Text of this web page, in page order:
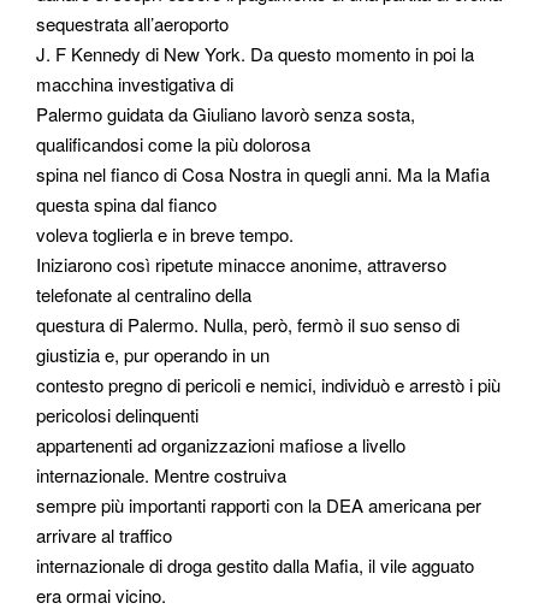
sequestrata all’aeroporto
J. F Kennedy di New York. Da questo momento in poi la
macchina investigativa di
Palermo guidata da Giuliano lavorò senza sosta,
qualificandosi come la più dolorosa
spina nel fianco di Cosa Nostra in quegli anni. Ma la Mafia
questa spina dal fianco
voleva toglierla e in breve tempo.
Iniziarono così ripetute minacce anonime, attraverso
telefonate al centralino della
questura di Palermo. Nulla, però, fermò il suo senso di
giustizia e, pur operando in un
contesto pregno di pericoli e nemici, individuò e arrestò i più
pericolosi delinquenti
appartenenti ad organizzazioni mafiose a livello
internazionale. Mentre costruiva
sempre più importanti rapporti con la DEA americana per
arrivare al traffico
internazionale di droga gestito dalla Mafia, il vile agguato
era ormai vicino.